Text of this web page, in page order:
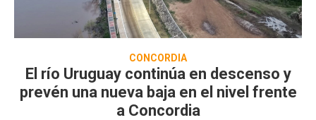
CONCORDIA
El río Uruguay continúa en descenso y
prevén una nueva baja en el nivel frente
a Concordia